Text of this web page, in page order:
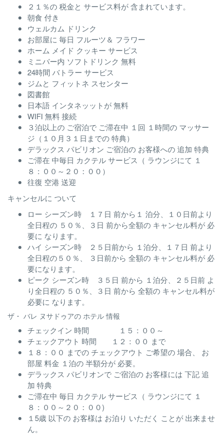
２１％の 税金と サービス料が 含まれています。
朝食 付き
ウェルカム ドリンク
お部屋に 毎日 フルーツ＆ フラワー
ホーム メイド クッキー サービス
ミニバー内 ソフトドリンク 無料
24時間 バトラー サービス
ジムと フィットネ スセンター
図書館
日本語 インタネッットが 無料
WIFI 無料 接続
３泊以上の ご宿泊で ご滞在中 １回 １時間の マッサー
ジ（１０月３１日までの 特典）
デラックス パビリオン ご宿泊の お客様への 追加 特典
ご滞在 中毎日 カクテル サービス（ ラウンジにて １
８：００～２０：００）
往復 空港 送迎
キャンセルに ついて
ロー シーズン時 １７日 前から１ 泊分、１０日前より
全日程の ５０％、３日 前から全額の キャンセル料が 必
要に なります。
ハイ シーズン時 ２５日前から １泊分、１７日 前より
全日程の５０％、 ３日前から 全額の キャンセル料が 必
要になります。
ピーク シーズン時 ３５日 前から １泊分、２５日前 よ
り全日程の ５０％、３日 前から 全額の キャンセル料が
必要に なります。
ザ・ バレ ヌサドゥアの ホテル 情報
チェックイン 時間 １５：００～
チェックアウト 時間 １２：００ まで
１８：００ までの チェックアウト ご希望の 場合、 お
部屋 料金 １泊の 半額分が 必要。
デラックス パビリオンで ご宿泊の お客様には 下記 追
加 特典
ご滞在中 毎日 カクテル サービス（ ラウンジにて １
８：００～２０：００)
１5歳 以下の お客様は お泊り いただく ことが 出来ませ
ん。